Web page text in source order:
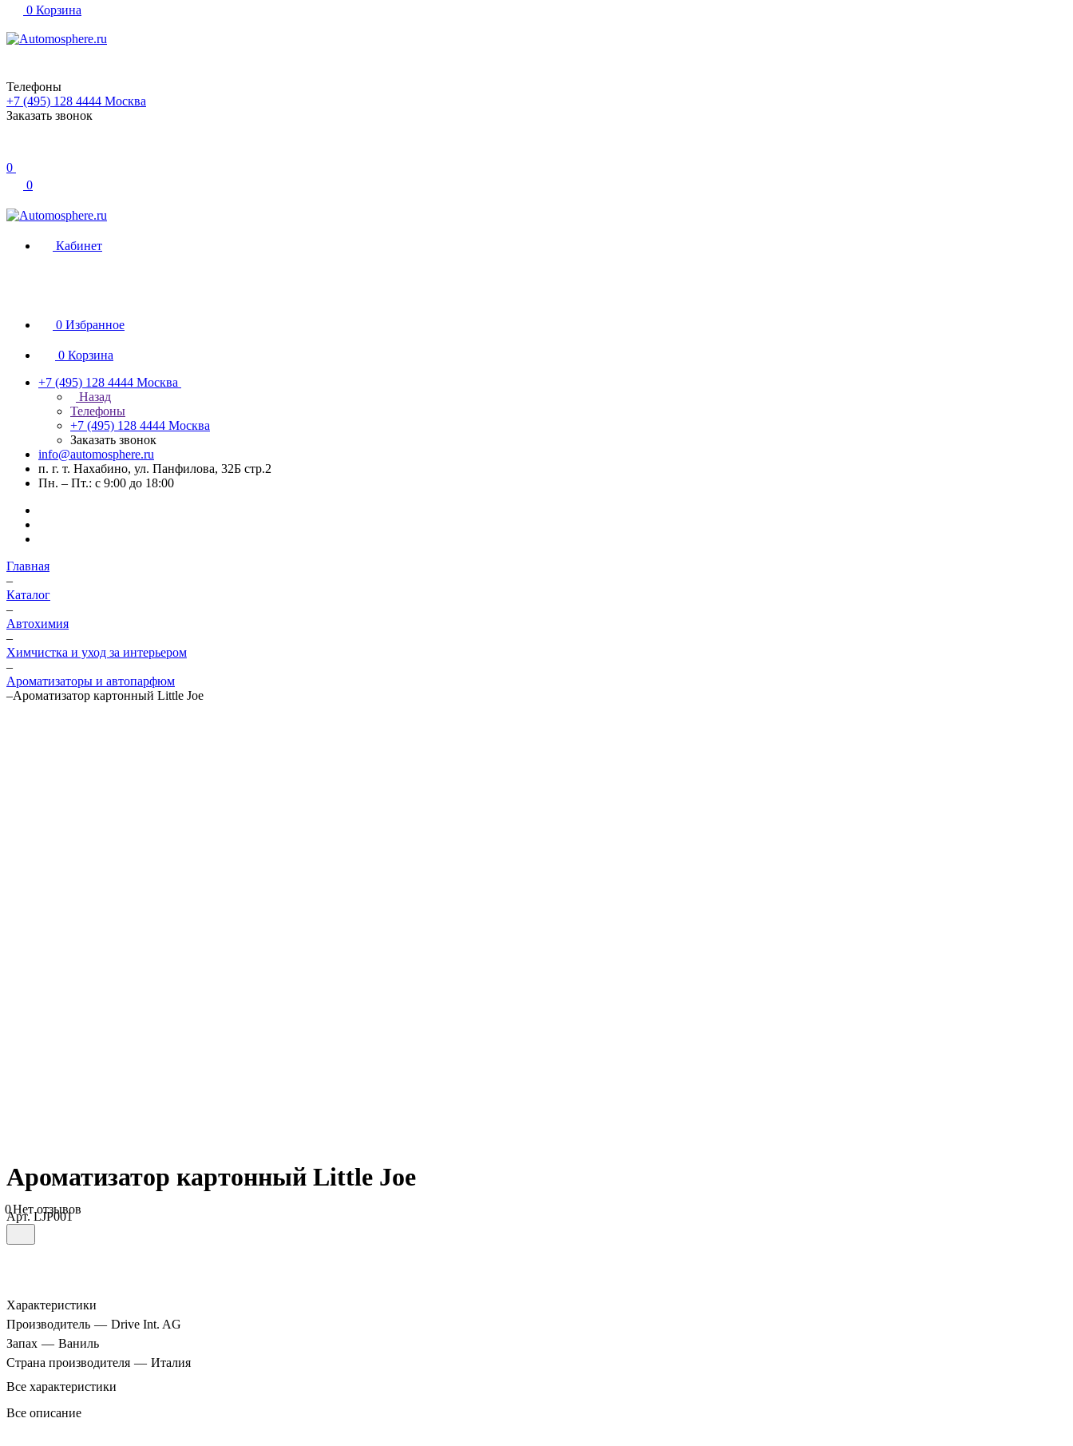
0 Корзина
Телефоны
+7 (495) 128 4444 Москва
Заказать звонок
0
0
Кабинет
0 Избранное
0 Корзина
+7 (495) 128 4444 Москва
Назад
Телефоны
+7 (495) 128 4444 Москва
Заказать звонок
info@automosphere.ru
п. г. т. Нахабино, ул. Панфилова, 32Б стр.2
Пн. – Пт.: с 9:00 до 18:00
Главная
–
Каталог
–
Автохимия
–
Химчистка и уход за интерьером
–
Ароматизаторы и автопарфюм
–Ароматизатор картонный Little Joe
Ароматизатор картонный Little Joe
0Нет отзывов
Арт.LJP001
Характеристики
Производитель — Drive Int. AG
Запах — Ваниль
Страна производителя — Италия
Все характеристики
Все описание